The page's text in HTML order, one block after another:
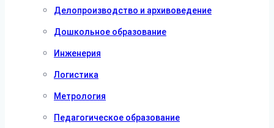
Делопроизводство и архивоведение
Дошкольное образование
Инженерия
Логистика
Метрология
Педагогическое образование